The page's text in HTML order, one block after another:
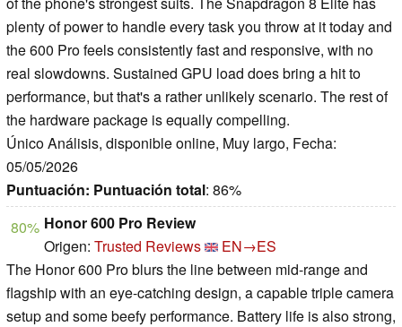
plenty of power to handle every task you throw at it today and
the 600 Pro feels consistently fast and responsive, with no
real slowdowns. Sustained GPU load does bring a hit to
performance, but that's a rather unlikely scenario. The rest of
the hardware package is equally compelling.
Único Análisis, disponible online, Muy largo, Fecha:
05/05/2026
Puntuación: Puntuación total: 86%
80% Honor 600 Pro Review
Origen: Trusted Reviews
EN→ES
The Honor 600 Pro blurs the line between mid-range and
flagship with an eye-catching design, a capable triple camera
setup and some beefy performance. Battery life is also strong,